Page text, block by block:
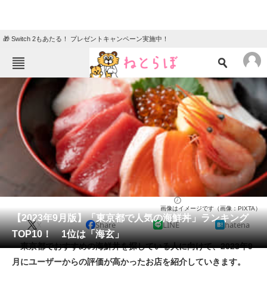
🎁 Switch 2もあたる！ プレゼントキャンペーン実施中！
ねとらぼメニュー
TOP ニュース
エンタメ クイズ
グルメ 地域
教育・育児
リサーチ
会員記事
メディア
注目記事を集めた総合ページ
【2023年9月版】「東京都で人気の海鮮丼」ランキング
TOP10！ 1位は「海玄」
画像はイメージです（画像：PIXTA）
X Share LINE hatena
東京都でおすすめの海鮮丼を探している人に向けて、2023年9
月にユーザーからの評価が高かったお店を紹介していきます。